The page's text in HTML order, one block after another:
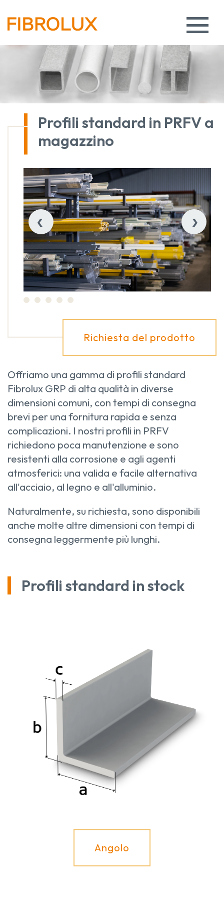
‹ ›
Richiesta del prodotto
Profili standard in PRFV a
magazzino
Offriamo una gamma di profili standard
Fibrolux GRP di alta qualità in diverse
dimensioni comuni, con tempi di consegna
brevi per una fornitura rapida e senza
complicazioni. I nostri profili in PRFV
richiedono poca manutenzione e sono
resistenti alla corrosione e agli agenti
atmosferici: una valida e facile alternativa
all'acciaio, al legno e all'alluminio.
Naturalmente, su richiesta, sono disponibili
anche molte altre dimensioni con tempi di
consegna leggermente più lunghi.
Profili standard in stock
Angolo